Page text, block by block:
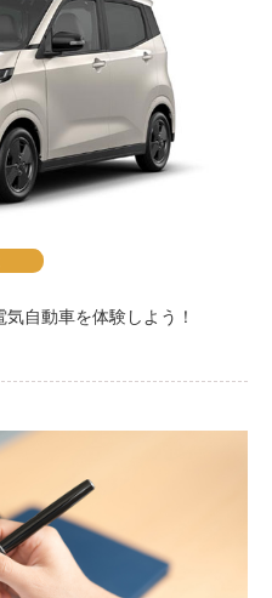
自動車を体験しよう！